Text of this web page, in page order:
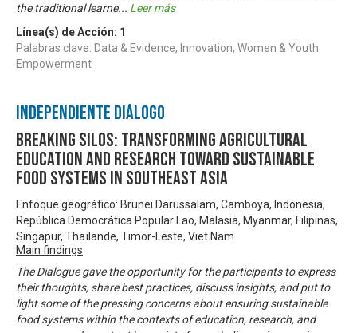
the traditional learne... Leer más
Línea(s) de Acción: 1
Palabras clave: Data & Evidence, Innovation, Women & Youth
Empowerment
Independiente Diálogo
Breaking Silos: Transforming Agricultural
Education and Research toward Sustainable
Food Systems in Southeast Asia
Enfoque geográfico: Brunei Darussalam, Camboya, Indonesia,
República Democrática Popular Lao, Malasia, Myanmar, Filipinas,
Singapur, Thaïlande, Timor-Leste, Viet Nam
Main findings
The Dialogue gave the opportunity for the participants to express
their thoughts, share best practices, discuss insights, and put to
light some of the pressing concerns about ensuring sustainable
food systems within the contexts of education, research, and